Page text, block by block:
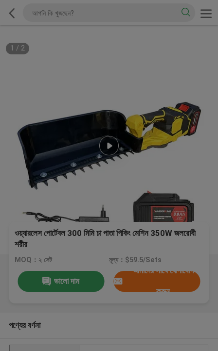
1 / 2
ওয়্যারলেস পোর্টেবল 300 মিমি চা পাতা পিকিং মেশিন 350W জলরোধী
শরীর
MOQ：২ সেট মূল্য：$59.5/Sets
ভালো দাম
আমাদের সাথে যোগাযোগ
করুন
পণ্যের বর্ণনা